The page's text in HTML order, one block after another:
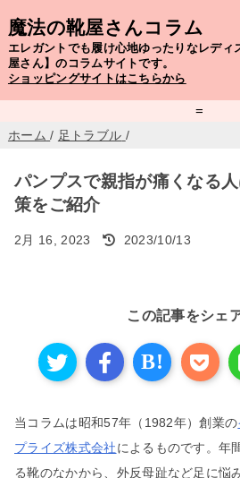
魔法の靴屋さんコラム
エレガントでも履け心地ゆったりなレディ
屋さん】のコラムサイトです。
ショッピングサイトはこちらから
=
ホーム / 足トラブル /
パンプスで親指が痛くなる
策をご紹介
2月 16, 2023
2023/10/13
この記事をシェ
B!
当コラムは昭和57年（1982年）創業の
プライズ株式会社によるものです。年
る靴のなかから、外反母趾など足に悩